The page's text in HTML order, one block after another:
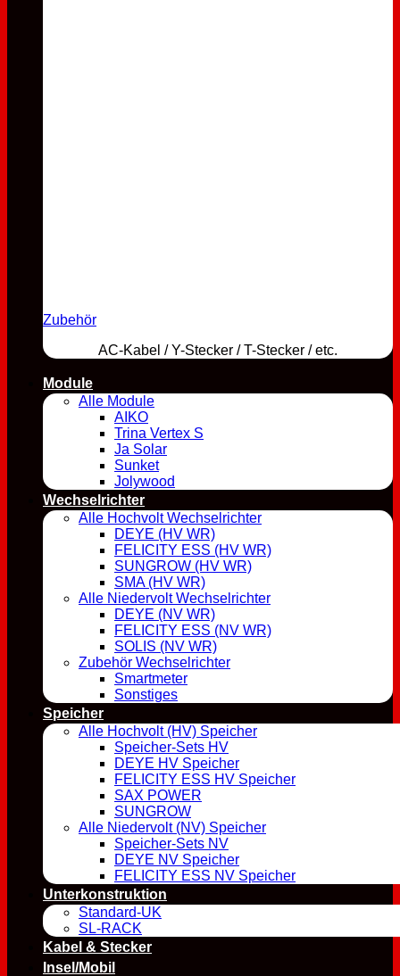
Zubehör
AC-Kabel / Y-Stecker / T-Stecker / etc.
Module
Alle Module
AIKO
Trina Vertex S
Ja Solar
Sunket
Jolywood
Wechselrichter
Alle Hochvolt Wechselrichter
DEYE (HV WR)
FELICITY ESS (HV WR)
SUNGROW (HV WR)
SMA (HV WR)
Alle Niedervolt Wechselrichter
DEYE (NV WR)
FELICITY ESS (NV WR)
SOLIS (NV WR)
Zubehör Wechselrichter
Smartmeter
Sonstiges
Speicher
Alle Hochvolt (HV) Speicher
Speicher-Sets HV
DEYE HV Speicher
FELICITY ESS HV Speicher
SAX POWER
SUNGROW
Alle Niedervolt (NV) Speicher
Speicher-Sets NV
DEYE NV Speicher
FELICITY ESS NV Speicher
Unterkonstruktion
Standard-UK
SL-RACK
Kabel & Stecker
Insel/Mobil